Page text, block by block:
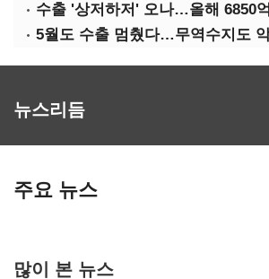
5월도 수출 멈췄다…무역수지도
뉴스리듬
주요 뉴스
많이 본 뉴스